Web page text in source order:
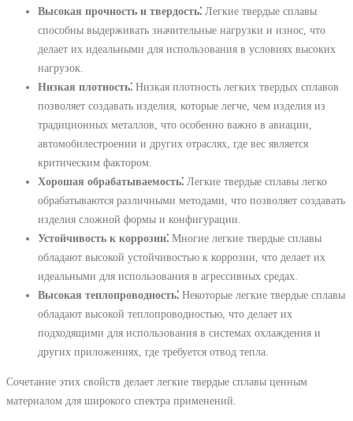
Высокая прочность и твердость⁚ Легкие твердые сплавы
способны выдерживать значительные нагрузки и износ, что
делает их идеальными для использования в условиях высоких
нагрузок.
Низкая плотность⁚ Низкая плотность легких твердых сплавов
позволяет создавать изделия, которые легче, чем изделия из
традиционных металлов, что особенно важно в авиации,
автомобилестроении и других отраслях, где вес является
критическим фактором.
Хорошая обрабатываемость⁚ Легкие твердые сплавы легко
обрабатываются различными методами, что позволяет создавать
изделия сложной формы и конфигурации.
Устойчивость к коррозии⁚ Многие легкие твердые сплавы
обладают высокой устойчивостью к коррозии, что делает их
идеальными для использования в агрессивных средах.
Высокая теплопроводность⁚ Некоторые легкие твердые сплавы
обладают высокой теплопроводностью, что делает их
подходящими для использования в системах охлаждения и
других приложениях, где требуется отвод тепла.
Сочетание этих свойств делает легкие твердые сплавы ценным
материалом для широкого спектра применений.